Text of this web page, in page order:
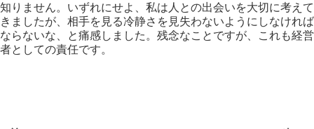
知りません。いずれにせよ、私は人との出会いを大切に考えて
きましたが、相手を見る冷静さを見失わないようにしなければ
ならないな、と痛感しました。残念なことですが、これも経営
者としての責任です。